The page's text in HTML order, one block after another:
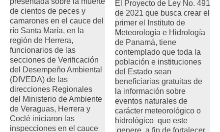
de cientos de peces y
camarones en el cauce del
río Santa María, en la
región de Herrera,
funcionarios de las
secciones de Verificación
del Desempeño Ambiental
(DIVEDA) de las
direcciones Regionales
del Ministerio de Ambiente
de Veraguas, Herrera y
Coclé iniciaron las
inspecciones en el cauce
El Proyecto de Ley No. 491
de 2021 que busca crear el
primer el Instituto de
Meteorología e Hidrología
de Panamá, tiene
contemplado que toda la
población e instituciones
del Estado sean
beneficiarias gratuitas de
la información sobre
eventos naturales de
carácter meteorológico o
hidrológico que este
genere, a fin de fortalecer